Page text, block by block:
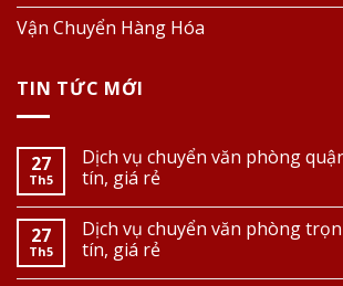
Vận Chuyển Hàng Hóa
TIN TỨC MỚI
27
Th5
Dịch vụ chuyển văn phòng
tín, giá rẻ
27
Th5
Dịch vụ chuyển văn phòng
tín, giá rẻ